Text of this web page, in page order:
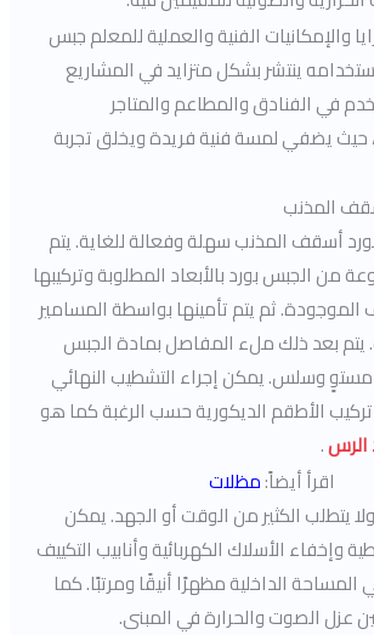
والإمكانيات الفنية والعملية للمعلم جبس
ينتشر بشكل متزايد في المشاريع
في الفنادق والمطاعم والمتاجر
حيث يضفي لمسة فنية فريدة ويخلق تجربة
المذنب
أسقف المذنب سهلة وفعالة للغاية. يتم
من الجبس بورد بالأبعاد المطلوبة وتركيبها
ثم يتم تأمينها بواسطة المسامير
يتم بعد ذلك ملء المفاصل بمادة الجبس
وسلس. يمكن إجراء التشطيب النهائي
الأطقم الديكورية حسب الرغبة كما هو
الرس.
اقرأ أيضاً:مظلات
يتطلب الكثير من الوقت أو الجهد. يمكن
وإخفاء الأسلاك الكهربائية وأنابيب التكييف
الداخلية مظهرًا أنيقًا ومرتبًا. كما
عزل الصوت والحرارة في المبنى.